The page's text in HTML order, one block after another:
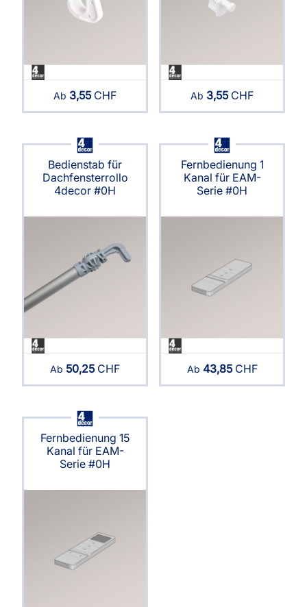
Ab 3,55CHF Ab 3,55CHF
Bedienstab für
Dachfensterrollo
4decor #0H
Ab 50,25CHF
Fernbedienung 1
Kanal für EAM-
Serie #0H
Ab 43,85CHF
Fernbedienung 15
Kanal für EAM-
Serie #0H